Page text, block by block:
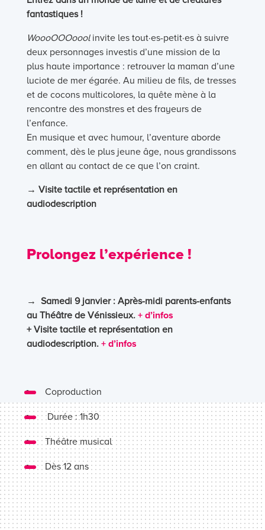
fantastiques !
WoooOOOoool invite les tout·es-petit·es à suivre
deux personnages investis d’une mission de la
plus haute importance : retrouver la maman d’une
luciote de mer égarée. Au milieu de fils, de tresses
et de cocons multicolores, la quête mène à la
rencontre des monstres et des frayeurs de
l’enfance.
En musique et avec humour, l’aventure aborde
comment, dès le plus jeune âge, nous grandissons
en allant au contact de ce que l’on craint.
→ Visite tactile et représentation en
audiodescription
Prolongez l’expérience !
→ Samedi 9 janvier : Après-midi parents-enfants
au Théâtre de Vénissieux. + d’infos
+ Visite tactile et représentation en
audiodescription. + d’infos
Coproduction
Durée : 1h30
Théâtre musical
Dès 12 ans